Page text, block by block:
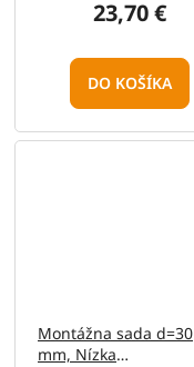
23,70 €
DO KOŠÍKA
Montážna sada d=30
mm, Nízka